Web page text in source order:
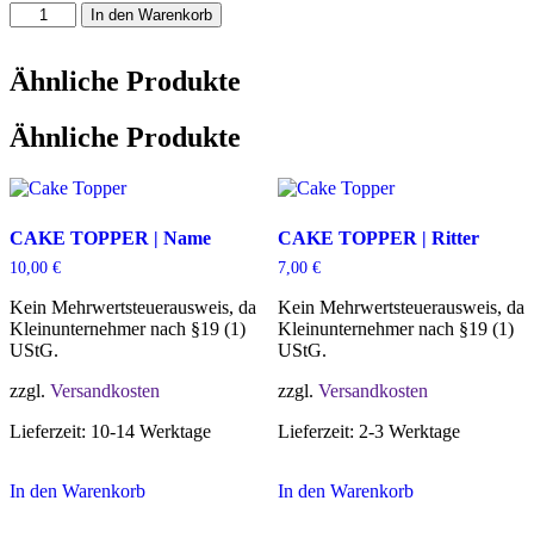
BEETSTECKER
|
Menge
In den Warenkorb
Ähnliche Produkte
Ähnliche Produkte
CAKE TOPPER | Name
10,00 €
Kein Mehrwertsteuerausweis, da
Kleinunternehmer nach §19 (1)
UStG.
zzgl. Versandkosten
Lieferzeit: 10-14 Werktage
In den Warenkorb
CAKE TOPPER | Ritter
7,00 €
Kein Mehrwertsteuerausweis, da
Kleinunternehmer nach §19 (1)
UStG.
zzgl. Versandkosten
Lieferzeit: 2-3 Werktage
In den Warenkorb